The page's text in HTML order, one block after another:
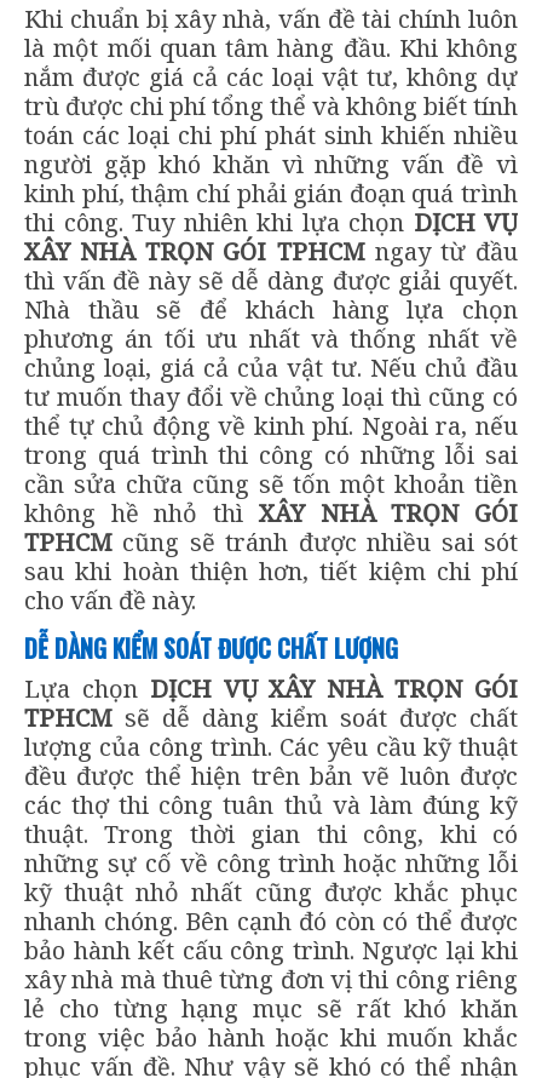
Khi chuẩn bị xây nhà, vấn đề tài chính luôn
là một mối quan tâm hàng đầu. Khi không
nắm được giá cả các loại vật tư, không dự
trù được chi phí tổng thể và không biết tính
toán các loại chi phí phát sinh khiến nhiều
người gặp khó khăn vì những vấn đề vì
kinh phí, thậm chí phải gián đoạn quá trình
thi công. Tuy nhiên khi lựa chọn DỊCH VỤ
XÂY NHÀ TRỌN GÓI TPHCMngay từ đầu
thì vấn đề này sẽ dễ dàng được giải quyết.
Nhà thầu sẽ để khách hàng lựa chọn
phương án tối ưu nhất và thống nhất về
chủng loại, giá cả của vật tư. Nếu chủ đầu
tư muốn thay đổi về chủng loại thì cũng có
thể tự chủ động về kinh phí. Ngoài ra, nếu
trong quá trình thi công có những lỗi sai
cần sửa chữa cũng sẽ tốn một khoản tiền
không hề nhỏ thìXÂY NHÀ TRỌN GÓI
TPHCM cũng sẽ tránh được nhiều sai sót
sau khi hoàn thiện hơn, tiết kiệm chi phí
cho vấn đề này.
DỄ DÀNG KIỂM SOÁT ĐƯỢC CHẤT LƯỢNG
Lựa chọn DỊCH VỤ XÂY NHÀ TRỌN GÓI
TPHCM sẽ dễ dàng kiểm soát được chất
lượng của công trình. Các yêu cầu kỹ thuật
đều được thể hiện trên bản vẽ luôn được
các thợ thi công tuân thủ và làm đúng kỹ
thuật. Trong thời gian thi công, khi có
những sự cố về công trình hoặc những lỗi
kỹ thuật nhỏ nhất cũng được khắc phục
nhanh chóng. Bên cạnh đó còn có thể được
bảo hành kết cấu công trình. Ngược lại khi
xây nhà mà thuê từng đơn vị thi công riêng
lẻ cho từng hạng mục sẽ rất khó khăn
trong việc bảo hành hoặc khi muốn khắc
phục vấn đề. Như vậy sẽ khó có thể nhận